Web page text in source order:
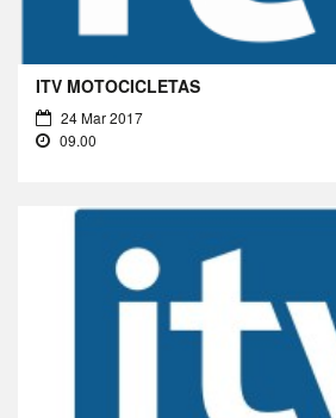
ITV MOTOCICLETAS
24 Mar 2017
09.00